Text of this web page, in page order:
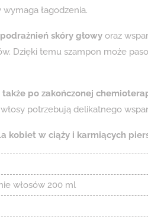
łagodzenia.
skóry głowy oraz
Dzięki temu szampon może
po zakończonej
potrzebują delikatnego
kobiet w ciąży i karmiących
włosów 200 ml